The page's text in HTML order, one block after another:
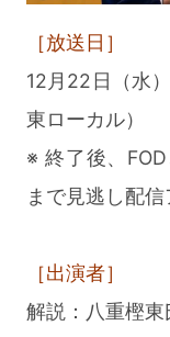
［放送日］
12月22日（水
東ローカル）
※ 終了後、
まで見逃し配信
［出演者］
解説：八重樫東